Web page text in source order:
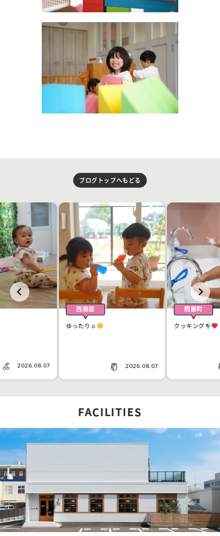
ブログトップへもどる
2026.08.07
西南部
ゆったり☺︎
2026.08.07
問屋町
クッキング
FACILITIES